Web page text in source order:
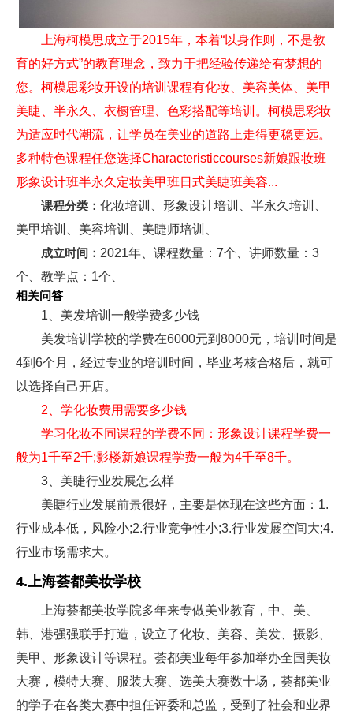
上海柯模思成立于2015年，本着“以身作则，不是教
育的好方式”的教育理念，致力于把经验传递给有梦想的
您。柯模思彩妆开设的培训课程有化妆、美容美体、美甲
美睫、半永久、衣橱管理、色彩搭配等培训。柯模思彩妆
为适应时代潮流，让学员在美业的道路上走得更稳更远。
多种特色课程任您选择Characteristiccourses新娘跟妆班
形象设计班半永久定妆美甲班日式美睫班美容...
课程分类： 化妆培训、形象设计培训、半永久培训、
美甲培训、美容培训、美睫师培训、
成立时间： 2021年、课程数量：7个、讲师数量：3
个、教学点：1个、
相关问答
1、美发培训一般学费多少钱
美发培训学校的学费在6000元到8000元，培训时间是
4到6个月，经过专业的培训时间，毕业考核合格后，就可
以选择自己开店。
2、学化妆费用需要多少钱
学习化妆不同课程的学费不同：形象设计课程学费一
般为1千至2千;影楼新娘课程学费一般为4千至8千。
3、美睫行业发展怎么样
美睫行业发展前景很好，主要是体现在这些方面：1.
行业成本低，风险小;2.行业竞争性小;3.行业发展空间大;4.
行业市场需求大。
4.上海荟都美妆学校
上海荟都美妆学院多年来专做美业教育，中、美、
韩、港强强联手打造，设立了化妆、美容、美发、摄影、
美甲、形象设计等课程。荟都美业每年参加举办全国美妆
大赛，模特大赛、服装大赛、选美大赛数十场，荟都美业
的学子在各类大赛中担任评委和总监，受到了社会和业界